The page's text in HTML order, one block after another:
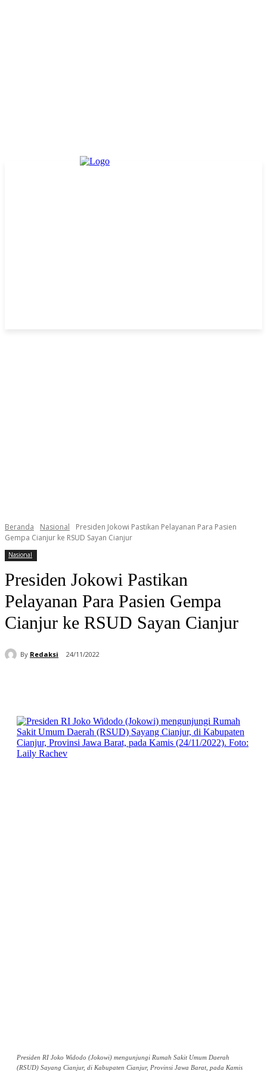
Beranda Nasional
Presiden Jokowi Pastikan Pelayanan Para Pasien
Gempa Cianjur ke RSUD Sayan Cianjur
Nasional
Presiden Jokowi Pastikan
Pelayanan Para Pasien Gempa
Cianjur ke RSUD Sayan Cianjur
By Redaksi 24/11/2022
Presiden RI Joko Widodo (Jokowi) mengunjungi Rumah Sakit Umum Daerah
(RSUD) Sayang Cianjur, di Kabupaten Cianjur, Provinsi Jawa Barat, pada Kamis